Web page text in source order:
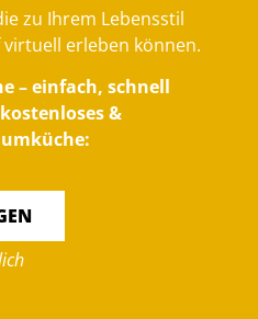
zu Ihrem Lebensstil
erleben können.
– einfach, schnell
&